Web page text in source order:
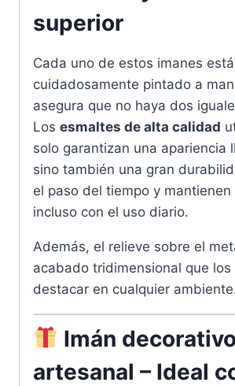
superior
Cada uno de estos imanes está
cuidadosamente pintado a
asegura que no haya dos
Los esmaltes de alta calidad
solo garantizan una apariencia
sino también una gran
el paso del tiempo y mantienen
incluso con el uso diario.
Además, el relieve sobre el
acabado tridimensional que los
destacar en cualquier
Imán decorativo
artesanal – Ideal